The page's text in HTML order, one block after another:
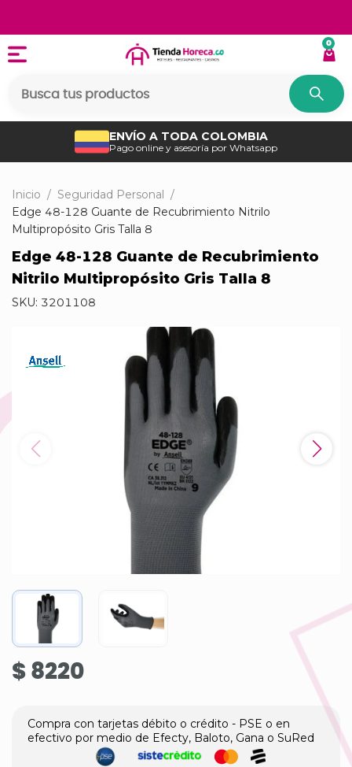
0
ENVÍO A TODA COLOMBIA
Pago online y asesoría por Whatsapp
Inicio / Seguridad Personal /
Edge 48-128 Guante de Recubrimiento Nitrilo
Multipropósito Gris Talla 8
Edge 48-128 Guante de Recubrimiento
Nitrilo Multipropósito Gris Talla 8
SKU: 3201108
$ 8220
Compra con tarjetas débito o crédito - PSE o en
efectivo por medio de Efecty, Baloto, Gana o SuRed